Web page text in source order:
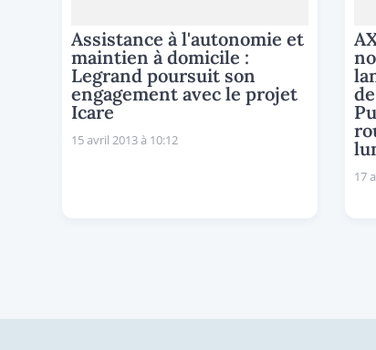
Assistance à l'autonomie et
maintien à domicile :
Legrand poursuit son
engagement avec le projet
Icare
15 avril 2013 à 10:12
17